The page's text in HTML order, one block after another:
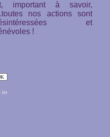
important à savoir,
nos actions sont
et
!
les